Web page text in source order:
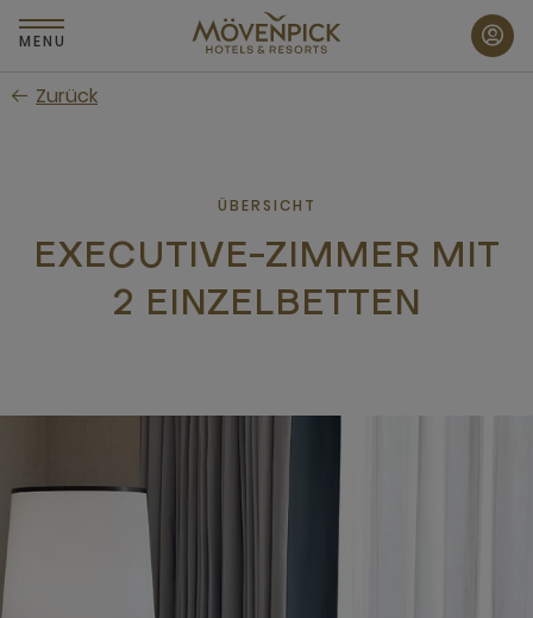
Zum
Hauptinhalt
MENU
Zurück
ÜBERSICHT
EXECUTIVE-ZIMMER MIT
2 EINZELBETTEN